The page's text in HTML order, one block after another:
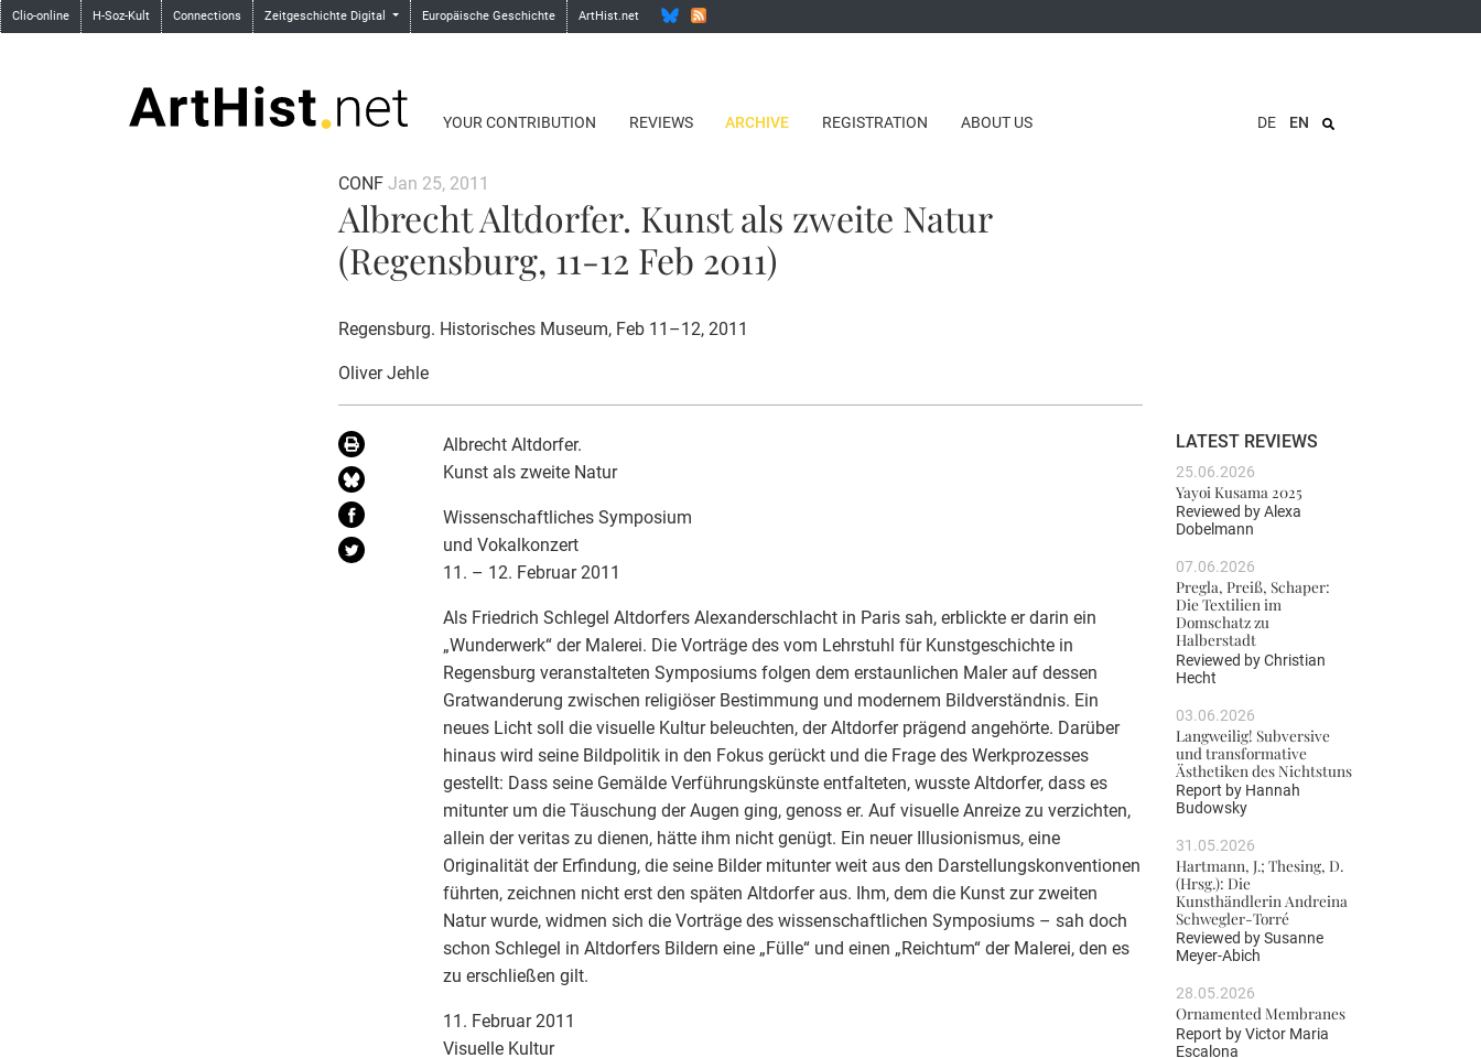
Clio-online H-Soz-Kult Connections Zeitgeschichte Digital Europäische Geschichte ArtHist.net
YOUR CONTRIBUTION REVIEWS ARCHIVE REGISTRATION ABOUT US DE EN
CONF Jan 25, 2011
Albrecht Altdorfer. Kunst als zweite Natur
(Regensburg, 11-12 Feb 2011)
Regensburg. Historisches Museum, Feb 11–12, 2011
Oliver Jehle
Albrecht Altdorfer.
Kunst als zweite Natur
Wissenschaftliches Symposium
und Vokalkonzert
11. – 12. Februar 2011
Als Friedrich Schlegel Altdorfers Alexanderschlacht in Paris sah, erblickte er darin ein
„Wunderwerk“ der Malerei. Die Vorträge des vom Lehrstuhl für Kunstgeschichte in
Regensburg veranstalteten Symposiums folgen dem erstaunlichen Maler auf dessen
Gratwanderung zwischen religiöser Bestimmung und modernem Bildverständnis. Ein
neues Licht soll die visuelle Kultur beleuchten, der Altdorfer prägend angehörte. Darüber
hinaus wird seine Bildpolitik in den Fokus gerückt und die Frage des Werkprozesses
gestellt: Dass seine Gemälde Verführungskünste entfalteten, wusste Altdorfer, dass es
mitunter um die Täuschung der Augen ging, genoss er. Auf visuelle Anreize zu verzichten,
allein der veritas zu dienen, hätte ihm nicht genügt. Ein neuer Illusionismus, eine
Originalität der Erfindung, die seine Bilder mitunter weit aus den Darstellungskonventionen
führten, zeichnen nicht erst den späten Altdorfer aus. Ihm, dem die Kunst zur zweiten
Natur wurde, widmen sich die Vorträge des wissenschaftlichen Symposiums – sah doch
schon Schlegel in Altdorfers Bildern eine „Fülle“ und einen „Reichtum“ der Malerei, den es
zu erschließen gilt.
11. Februar 2011
Visuelle Kultur
LATEST REVIEWS
25.06.2026
Yayoi Kusama 2025
Reviewed byAlexa
Dobelmann
07.06.2026
Pregla, Preiß, Schaper:
Die Textilien im
Domschatz zu
Halberstadt
Reviewed byChristian
Hecht
03.06.2026
Langweilig! Subversive
und transformative
Ästhetiken des Nichtstuns
Report by Hannah
Budowsky
31.05.2026
Hartmann, J.; Thesing, D.
(Hrsg.): Die
Kunsthändlerin Andreina
Schwegler-Torré
Reviewed bySusanne
Meyer-Abich
28.05.2026
Ornamented Membranes
Report byVictor Maria
Escalona